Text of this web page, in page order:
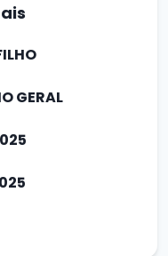
GERAL